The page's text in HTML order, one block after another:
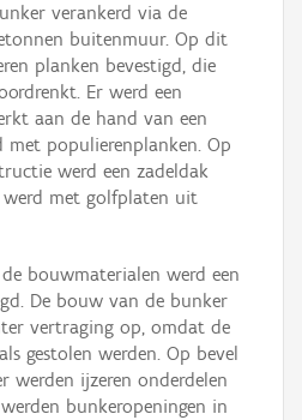
verankerd via de
buitenmuur. Op dit
planken bevestigd, die
Er werd een
aan de hand van een
met populierenplanken. Op
werd een zadeldak
met golfplaten uit
bouwmaterialen werd een
De bouw van de bunker
vertraging op, omdat de
gestolen werden. Op bevel
werden ijzeren onderdelen
bunkeropeningen in